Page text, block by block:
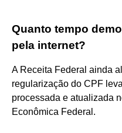
Quanto tempo
pela internet?
A Receita Federal ainda
regularização do CPF
processada e atualizada
Econômica Federal.